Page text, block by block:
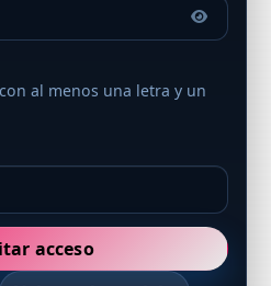
al menos una letra y un
acceso